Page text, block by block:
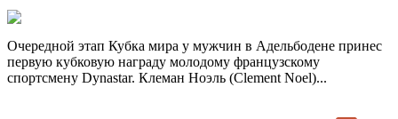
Очередной этап Кубка мира у мужчин в Адельбодене принес
первую кубковую награду молодому французскому
спортсмену Dynastar. Клеман Ноэль (Clement Noel)...